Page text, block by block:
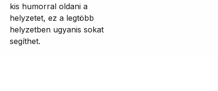
kis humorral oldani a
helyzetet, ez a legtöbb
helyzetben ugyanis sokat
segíthet.